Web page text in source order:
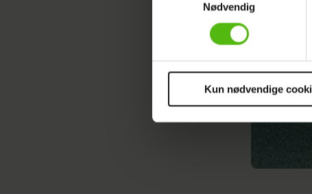
Vi ønsker dit samtykke til at
Vi anvender egne cookies
sociale medier.
cookies,
Nødvendig
Kun nødvendige